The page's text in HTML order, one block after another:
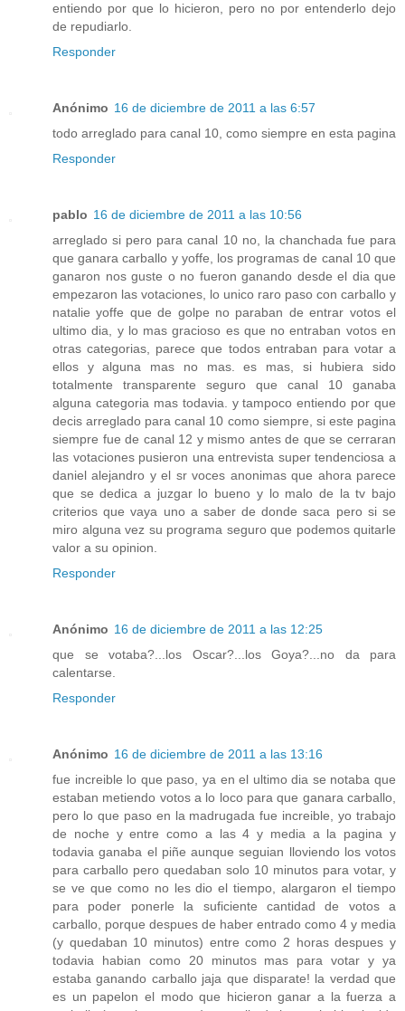
entiendo por que lo hicieron, pero no por entenderlo dejo
de repudiarlo.
Responder
Anónimo 16 de diciembre de 2011 a las 6:57
todo arreglado para canal 10, como siempre en esta pagina
Responder
pablo 16 de diciembre de 2011 a las 10:56
arreglado si pero para canal 10 no, la chanchada fue para
que ganara carballo y yoffe, los programas de canal 10 que
ganaron nos guste o no fueron ganando desde el dia que
empezaron las votaciones, lo unico raro paso con carballo y
natalie yoffe que de golpe no paraban de entrar votos el
ultimo dia, y lo mas gracioso es que no entraban votos en
otras categorias, parece que todos entraban para votar a
ellos y alguna mas no mas. es mas, si hubiera sido
totalmente transparente seguro que canal 10 ganaba
alguna categoria mas todavia. y tampoco entiendo por que
decis arreglado para canal 10 como siempre, si este pagina
siempre fue de canal 12 y mismo antes de que se cerraran
las votaciones pusieron una entrevista super tendenciosa a
daniel alejandro y el sr voces anonimas que ahora parece
que se dedica a juzgar lo bueno y lo malo de la tv bajo
criterios que vaya uno a saber de donde saca pero si se
miro alguna vez su programa seguro que podemos quitarle
valor a su opinion.
Responder
Anónimo 16 de diciembre de 2011 a las 12:25
que se votaba?...los Oscar?...los Goya?...no da para
calentarse.
Responder
Anónimo 16 de diciembre de 2011 a las 13:16
fue increible lo que paso, ya en el ultimo dia se notaba que
estaban metiendo votos a lo loco para que ganara carballo,
pero lo que paso en la madrugada fue increible, yo trabajo
de noche y entre como a las 4 y media a la pagina y
todavia ganaba el piñe aunque seguian lloviendo los votos
para carballo pero quedaban solo 10 minutos para votar, y
se ve que como no les dio el tiempo, alargaron el tiempo
para poder ponerle la suficiente cantidad de votos a
carballo, porque despues de haber entrado como 4 y media
(y quedaban 10 minutos) entre como 2 horas despues y
todavia habian como 20 minutos mas para votar y ya
estaba ganando carballo jaja que disparate! la verdad que
es un papelon el modo que hicieron ganar a la fuerza a